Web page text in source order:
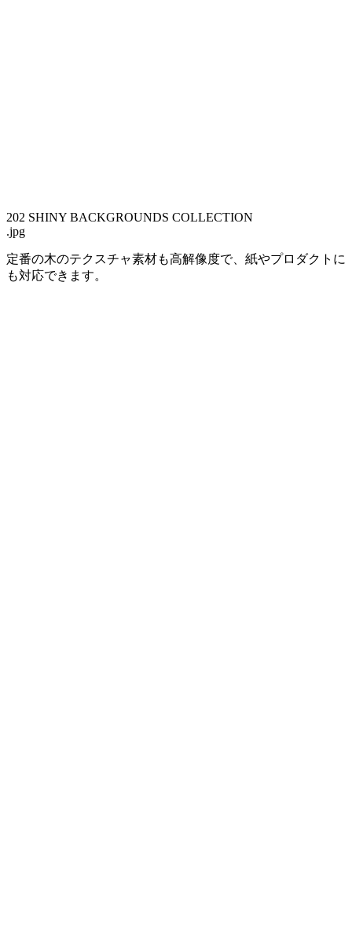
202 SHINY BACKGROUNDS COLLECTION
.jpg
定番の木のテクスチャ素材も高解像度で、紙やプロダクトに
も対応できます。